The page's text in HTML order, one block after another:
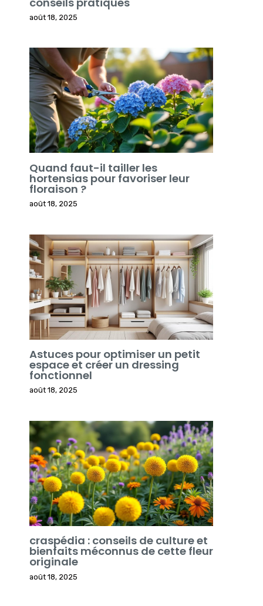
août 18, 2025
Quand faut-il tailler les
hortensias pour favoriser leur
floraison ?
août 18, 2025
Astuces pour optimiser un petit
espace et créer un dressing
fonctionnel
août 18, 2025
craspédia : conseils de culture et
bienfaits méconnus de cette fleur
originale
août 18, 2025